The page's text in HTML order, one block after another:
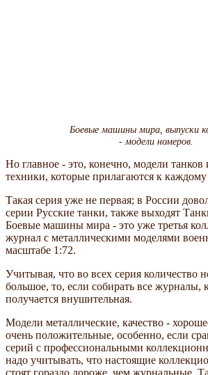
Боевые машины мира, выпуски
- модели номеров.
Но главное - это, конечно, модели
техники, которые прилагаются к
Такая серия уже не первая; в России
серии Русские танки, также выходят
Боевые машины мира - это уже третья
журнал с металлическими моделями
масштабе 1:72.
Учитывая, что во всех серия количество
большое, то, если собирать все журналы,
получается внушительная.
Модели металлические, качество -
очень положительные, особенно, если
серий с профессиональными
надо учитывать, что настоящие